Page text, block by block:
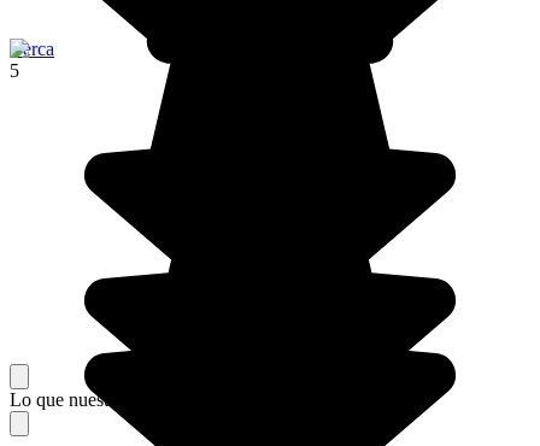
Berca
5
Lo que nuestros viajeros piensan de su estancia